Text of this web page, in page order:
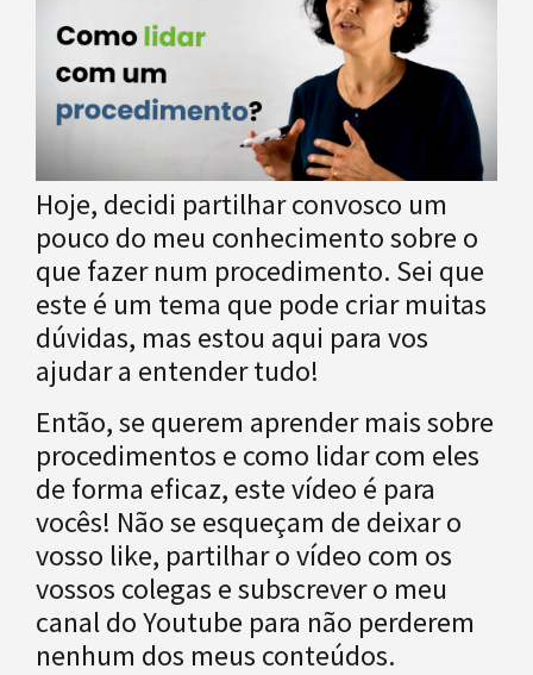
Hoje, decidi partilhar convosco um
pouco do meu conhecimento sobre o
que fazer num procedimento. Sei que
este é um tema que pode criar muitas
dúvidas, mas estou aqui para vos
ajudar a entender tudo!
Então, se querem aprender mais sobre
procedimentos e como lidar com eles
de forma eficaz, este vídeo é para
vocês! Não se esqueçam de deixar o
vosso like, partilhar o vídeo com os
vossos colegas e subscrever o meu
canal do Youtube para não perderem
nenhum dos meus conteúdos.